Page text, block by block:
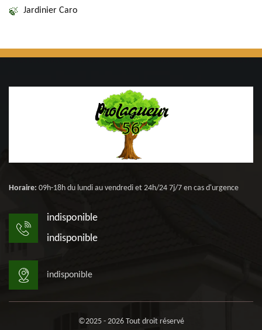
Jardinier Caro
Horaire: 09h-18h du lundi au vendredi et 24h/24 7j/7 en cas d'urgence
indisponible
indisponible
indisponible
©2025 - 2026 Tout droit réservé